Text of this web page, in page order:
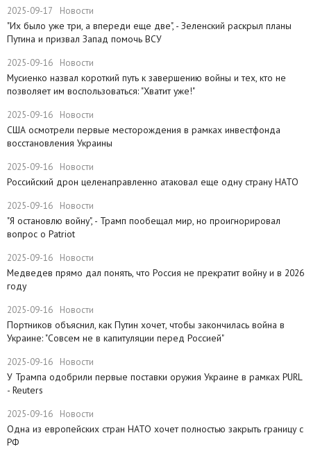
2025-09-17 Новости
​"Их было уже три, а впереди еще две", - Зеленский раскрыл планы
Путина и призвал Запад помочь ВСУ
2025-09-16 Новости
Мусиенко назвал короткий путь к завершению войны и тех, кто не
позволяет им воспользоваться: "Хватит уже!"
2025-09-16 Новости
США осмотрели первые месторождения в рамках инвестфонда
восстановления Украины
2025-09-16 Новости
Российский дрон целенаправленно атаковал еще одну страну НАТО
2025-09-16 Новости
​"Я остановлю войну", - Трамп пообещал мир, но проигнорировал
вопрос о Patriot
2025-09-16 Новости
Медведев прямо дал понять, что Россия не прекратит войну и в 2026
году
2025-09-16 Новости
Портников объяснил, как Путин хочет, чтобы закончилась война в
Украине: "Совсем не в капитуляции перед Россией"
2025-09-16 Новости
У Трампа одобрили первые поставки оружия Украине в рамках PURL
- Reuters
2025-09-16 Новости
Одна из европейских стран НАТО хочет полностью закрыть границу с
РФ